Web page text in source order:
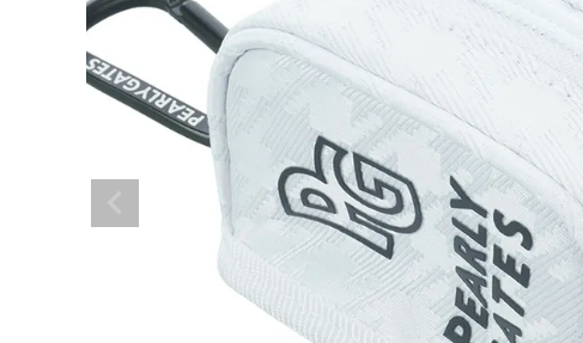
メンズウェア
全てのメンズウェア 半袖シャツ
アウター
ショートパンツ
インナー
レディースウェア
全てのレディースウェア 半袖シャツ
アウター
ショートパンツ
スカート
レイン
全てのバッグ
キャディバッグ・スタンド
キャディバ
トートバッグ
ラウンドバ
クラブケース
アクセサリー
全てのアクセサリー 帽子
マーカー
グローブ
ヘッドカバー
氷嚢・保冷バッグ
ファイスカバー
小物
練習器
全ての練習器 パッティング
全てのセール メンズウェア
アクセサリー
ブランド
Admiral GOLF
MARSQUEST
MASTER
OKERU
PING APPAREL
PRO SENDR
QUICK MASTER
TOMMY
ELECTRON